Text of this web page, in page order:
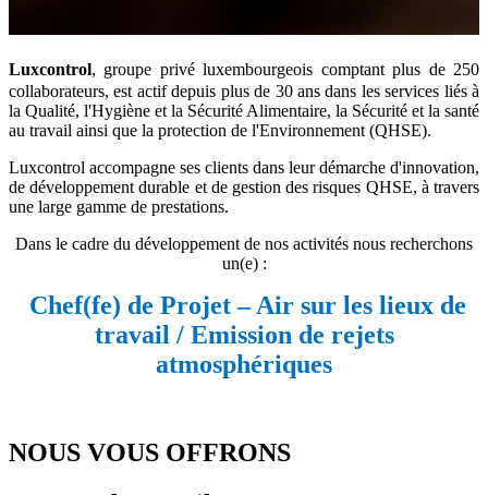
Luxcontrol, groupe privé luxembourgeois comptant plus de 250
collaborateurs, est actif depuis plus de 30 ans dans les services liés à
la Qualité, l'Hygiène et la Sécurité Alimentaire, la Sécurité et la santé
au travail ainsi que la protection de l'Environnement (QHSE).
Luxcontrol accompagne ses clients dans leur démarche d'innovation,
de développement durable et de gestion des risques QHSE, à travers
une large gamme de prestations.
Dans le cadre du développement de nos activités nous recherchons
un(e) :
Chef(fe) de Projet – Air sur les lieux de
travail / Emission de rejets
atmosphériques
NOUS VOUS OFFRONS